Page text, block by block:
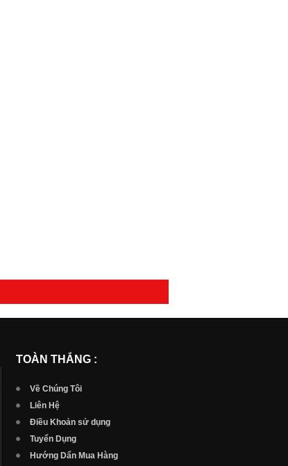
TOÀN THẮNG :
Về Chúng Tôi
Liên Hệ
Điều Khoản sử dụng
Tuyển Dụng
Hướng Dẩn Mua Hàng